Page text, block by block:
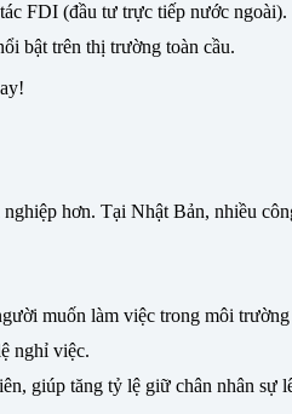
FDI (đầu tư trực tiếp nước ngoài).
bật trên thị trường toàn cầu.
hơn. Tại Nhật Bản, nhiều
muốn làm việc trong môi
nghỉ việc.
giúp tăng tỷ lệ giữ chân nhân sự